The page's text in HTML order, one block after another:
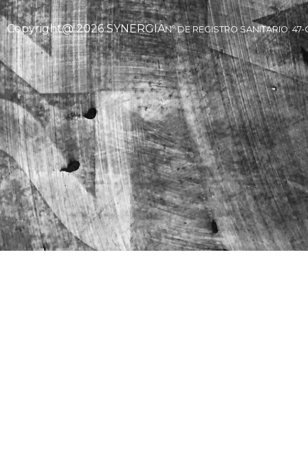
Copyright@ 2026 SYNERGIANº DE REGISTRO SANITARIO: 47-